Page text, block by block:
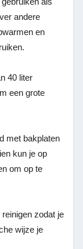
andere
en
40 liter
een grote
met bakplaten
kun je op
om op te
zodat je
wijze je